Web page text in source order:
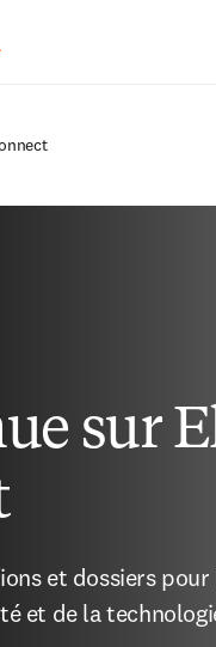
sur
et dossiers pour
et de la